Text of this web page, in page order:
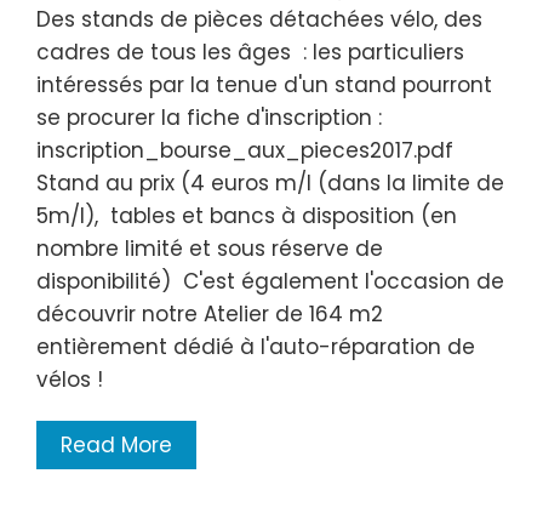
Des stands de pièces détachées vélo, des
cadres de tous les âges : les particuliers
intéressés par la tenue d'un stand pourront
se procurer la fiche d'inscription :
inscription_bourse_aux_pieces2017.pdf
Stand au prix (4 euros m/l (dans la limite de
5m/l), tables et bancs à disposition (en
nombre limité et sous réserve de
disponibilité) C'est également l'occasion de
découvrir notre Atelier de 164 m2
entièrement dédié à l'auto-réparation de
vélos !
Read More